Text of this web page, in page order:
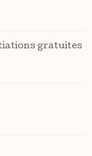
gratuites